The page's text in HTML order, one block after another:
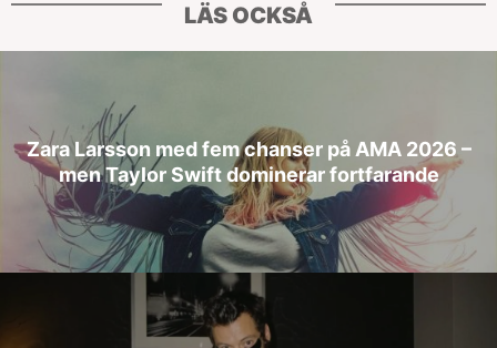
LÄS OCKSÅ
Zara Larsson med fem chanser på AMA 2026 –
men Taylor Swift dominerar fortfarande